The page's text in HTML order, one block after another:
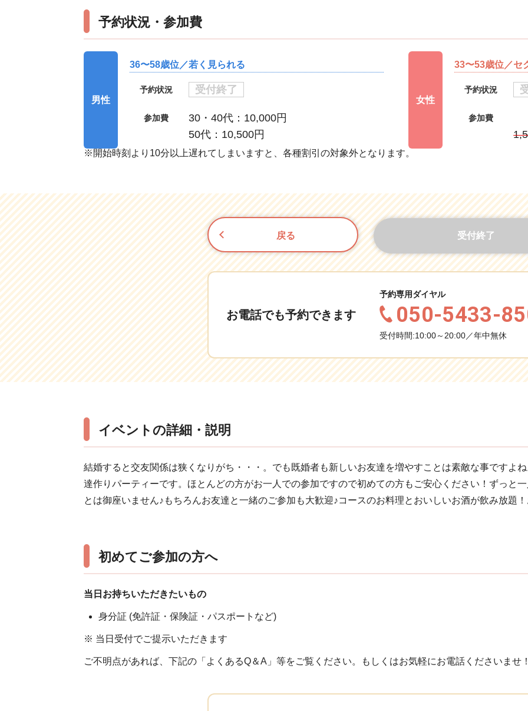
予約状況・参加費
男性
36〜58歳位／若く見られる
予約状況 受付終了
参加費
30・40代：10,000円
50代：10,500円
女性
33〜53歳位／セ
予約状況
参加費
※開始時刻より10分以上遅れてしまいますと、各種割引の対象外となります。
戻る 受付終了
お電話でも予約できます
予約専用ダイヤル
050-5433-
受付時間:10:00～20:00／年中無休
イベントの詳細・説明
結婚すると交友関係は狭くなりがち・・・。でも既婚者も新しいお友達を増やすことは素敵な事ですよ
達作りパーティーです。ほとんどの方がお一人での参加ですので初めての方もご安心ください！ずっと
とは御座いません♪もちろんお友達と一緒のご参加も大歓迎♪コースのお料理とおいしいお酒が飲み放題
初めてご参加の方へ
当日お持ちいただきたいもの
身分証 (免許証・保険証・パスポートなど)
※ 当日受付でご提示いただきます
ご不明点があれば、下記の「よくあるQ＆A」等をご覧ください。もしくはお気軽にお電話くださいませ